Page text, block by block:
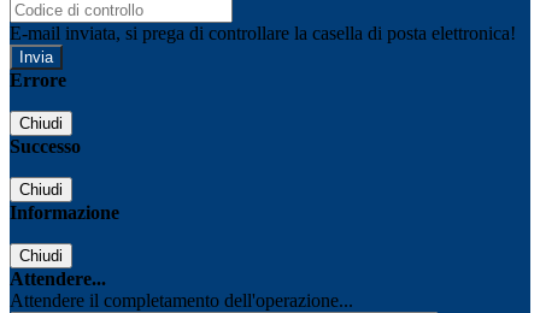
E-mail inviata, si prega di controllare la casella di posta elettronica!
Errore
Chiudi
Successo
Chiudi
Informazione
Chiudi
Attendere...
Attendere il completamento dell'operazione...